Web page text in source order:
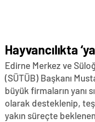
Hayvancılıkta
Edirne Merkez ve
(SÜTÜB) Başkanı
büyük firmaların yanı
olarak desteklenip,
yakın süreçte